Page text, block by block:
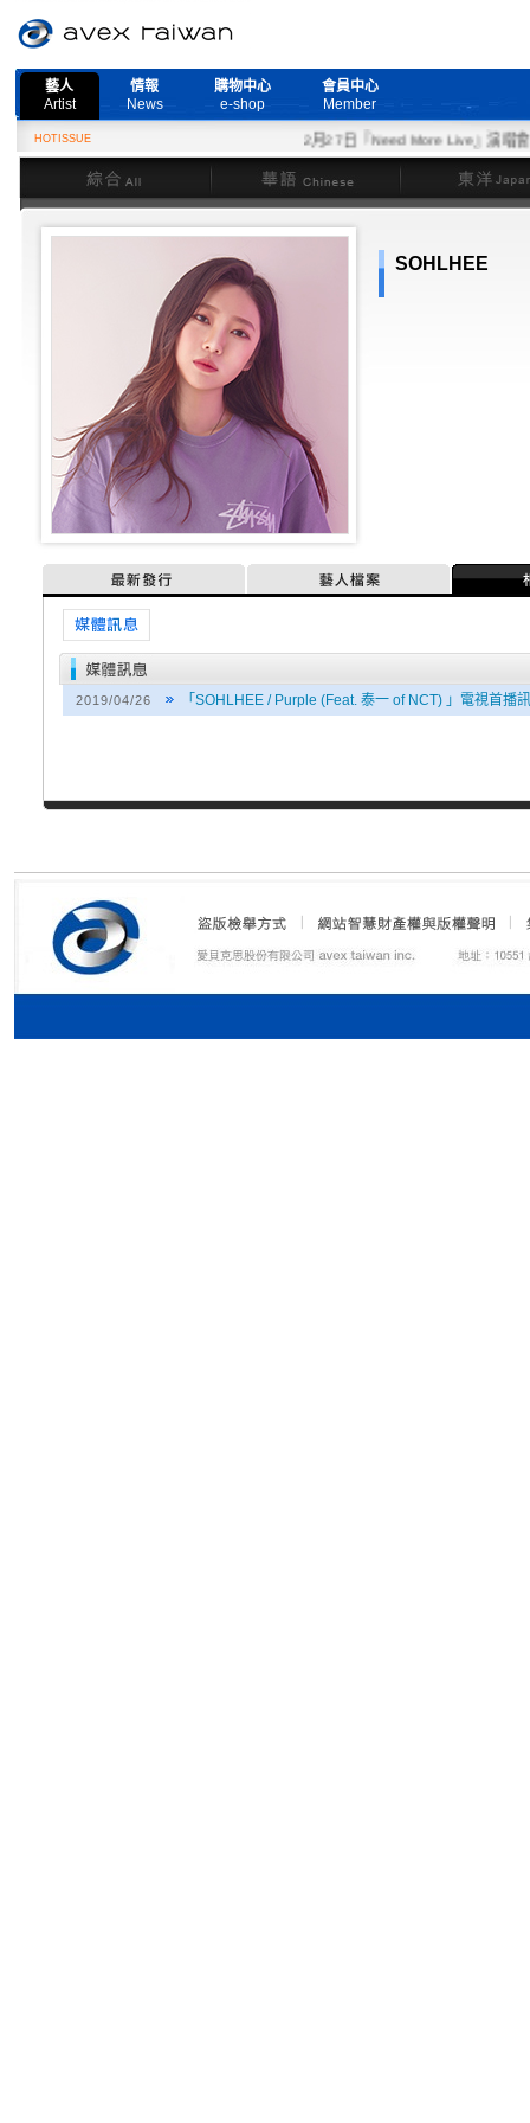
藝人
Artist
情報
News
購物中心
e-shop
會員中心
Member
HOTISSUE
2月27日『Need More Live』演唱會取
綜合
華語 東洋
SOHLHEE
最新發行 藝人檔案
媒體訊息
2019/04/26 「SOHLHEE / Purple (Feat. 泰一 of NCT) 」電視首播